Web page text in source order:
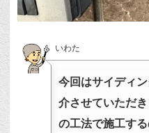
いわた
今回はサイディ
介させていただ
の工法で施工す